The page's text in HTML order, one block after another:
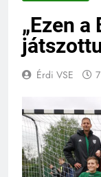
„Ezen
Érdi VSE